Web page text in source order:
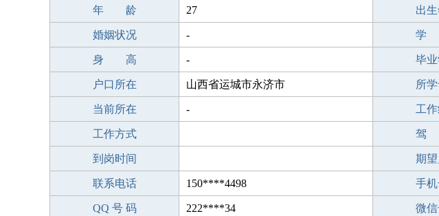
年 龄 27 出生
婚姻状况 - 学
身 高 - 毕
户口所在 山西省运城市永济市 所
当前所在 - 工
工作方式 驾
到岗时间 期
联系电话 150****4498 手
QQ 号 码 222****34 微